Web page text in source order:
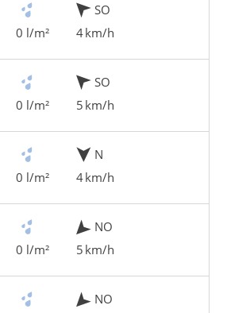
0 l/m²
SO
4 km/h
0 l/m²
SO
5 km/h
0 l/m²
N
4 km/h
0 l/m²
NO
5 km/h
NO